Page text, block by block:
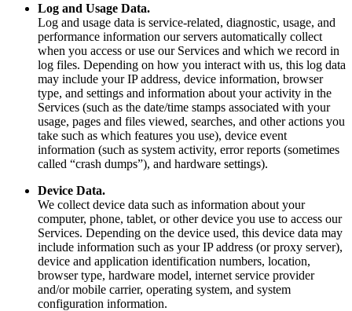
Log and Usage Data.
Log and usage data is service-related, diagnostic, usage, and
performance information our servers automatically collect
when you access or use our Services and which we record in
log files. Depending on how you interact with us, this log data
may include your IP address, device information, browser
type, and settings and information about your activity in the
Services (such as the date/time stamps associated with your
usage, pages and files viewed, searches, and other actions you
take such as which features you use), device event
information (such as system activity, error reports (sometimes
called “crash dumps”), and hardware settings).
Device Data.
We collect device data such as information about your
computer, phone, tablet, or other device you use to access our
Services. Depending on the device used, this device data may
include information such as your IP address (or proxy server),
device and application identification numbers, location,
browser type, hardware model, internet service provider
and/or mobile carrier, operating system, and system
configuration information.